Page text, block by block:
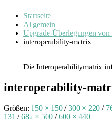
Startseite
Allgemein
Upgrade-Überlegungen
interoperability-matrix
Die Interoperabilitymatrix
interoperability-
Größen: 150 × 150 / 300 × 220 /
131 / 682 × 500 / 600 × 440